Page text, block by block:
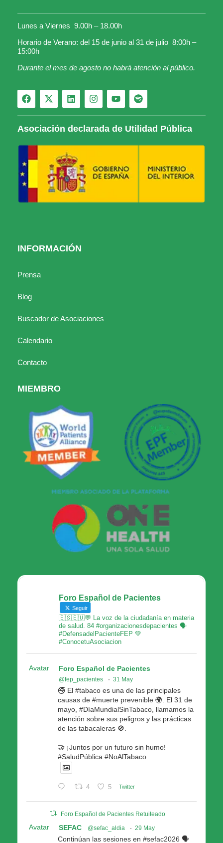
Lunes a Viernes 9.00h – 18.00h
Horario de Verano: del 15 de junio al 31 de julio 8:00h –
15:00h
Durante el mes de agosto no habrá atención al público.
Asociación declarada de Utilidad Pública
INFORMACIÓN
Prensa
Blog
Buscador de Asociaciones
Calendario
Contacto
MIEMBRO
Foro Español de Pacientes
Seguir
🇪🇸🇪🇺💬 La voz de la ciudadanía en materia
de salud. 84 #organizacionesdepacientes 🗣
#DefensadelPacienteFEP 💚
#ConocetuAsociacion
Avatar Foro Español de Pacientes
@fep_pacientes · 31 May
🚭 El #tabaco es una de las principales
causas de #muerte prevenible 🌍. El 31 de
mayo, #DíaMundialSinTabaco, llamamos la
atención sobre sus peligros y las prácticas
de las tabacaleras 🚫.
🤝 ¡Juntos por un futuro sin humo!
#SaludPública #NoAlTabaco
4 5 Twitter
Foro Español de Pacientes Retuiteado
Avatar SEFAC @sefac_aldia · 29 May
Continúan las sesiones en #sefac2026 🗣️